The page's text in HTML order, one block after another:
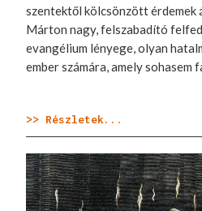
szentektől kölcsönzött érdemek
Márton nagy, felszabadító
evangélium lényege, olyan
ember számára, amely sohasem
>> Részletek...